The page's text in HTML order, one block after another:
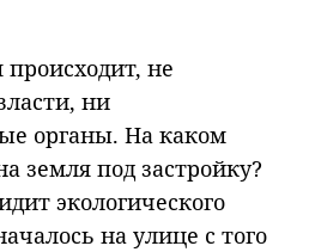
не
ни
органы. На каком
земля под застройку?
экологического
на улице с того